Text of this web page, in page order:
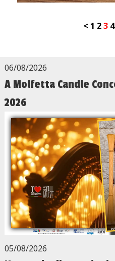
< 1 23 4
06/08/2026
A Molfetta Candle
2026
05/08/2026